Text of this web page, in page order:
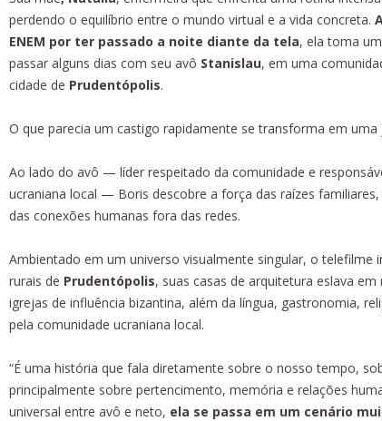
perdendo o equilíbrio entre o mundo virtual e a vida concreta.
ENEM por ter passado a noite diante da tela, ela toma
passar alguns dias com seu avô Stanislau, em uma
cidade de Prudentópolis.
O que parecia um castigo rapidamente se transforma em
Ao lado do avô — líder respeitado da comunidade e
ucraniana local — Boris descobre a força das raízes
das conexões humanas fora das redes.
Ambientado em um universo visualmente singular, o telefilme
rurais de Prudentópolis, suas casas de arquitetura eslava
igrejas de influência bizantina, além da língua, gastronomia,
pela comunidade ucraniana local.
“É uma história que fala diretamente sobre o nosso tempo,
principalmente sobre pertencimento, memória e relações
universal entre avô e neto, ela se passa em um cenário